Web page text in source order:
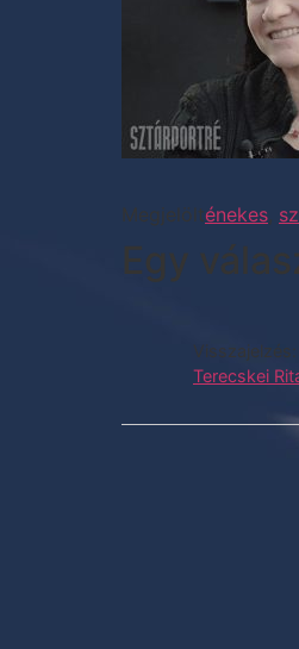
Megjelölténekes,
Egy
Visszajelzés:
Terecskei